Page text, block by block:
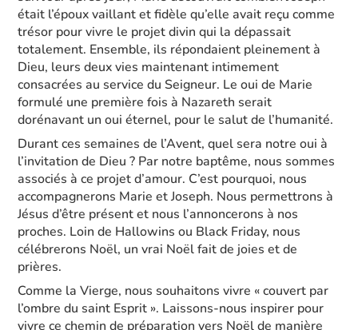
était l’époux vaillant et fidèle qu’elle avait reçu comme
trésor pour vivre le projet divin qui la dépassait
totalement. Ensemble, ils répondaient pleinement à
Dieu, leurs deux vies maintenant intimement
consacrées au service du Seigneur. Le oui de Marie
formulé une première fois à Nazareth serait
dorénavant un oui éternel, pour le salut de l’humanité.
Durant ces semaines de l’Avent, quel sera notre oui à
l’invitation de Dieu ? Par notre baptême, nous sommes
associés à ce projet d’amour. C’est pourquoi, nous
accompagnerons Marie et Joseph. Nous permettrons à
Jésus d’être présent et nous l’annoncerons à nos
proches. Loin de Hallowins ou Black Friday, nous
célébrerons Noël, un vrai Noël fait de joies et de
prières.
Comme la Vierge, nous souhaitons vivre « couvert par
l’ombre du saint Esprit ». Laissons-nous inspirer pour
vivre ce chemin de préparation vers Noël de manière